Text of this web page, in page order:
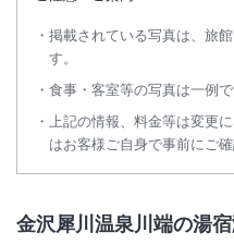
掲載されている写真は、旅
す。
食事・客室等の写真は一例で
上記の情報、料金等は変更
はお客様ご自身で事前にご確
金沢犀川温泉川端の湯